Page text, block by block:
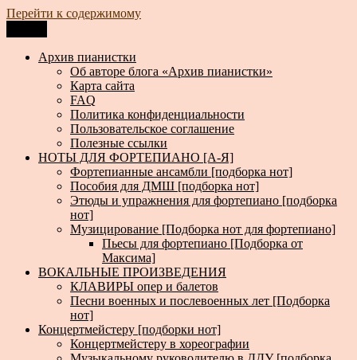
Перейти к содержимому
Архив пианистки
Всё для пианистов: ноты, книги, музыка, статьи…
Архив пианистки
Об авторе блога «Архив пианистки»
Карта сайта
FAQ
Политика конфиденциальности
Пользовательское соглашение
Полезные ссылки
НОТЫ ДЛЯ ФОРТЕПИАНО [А-Я]
Фортепианные ансамбли [подборка нот]
Пособия для ДМШ [подборка нот]
Этюды и упражнения для фортепиано [подборка
нот]
Музицирование [Подборка нот для фортепиано]
Пьесы для фортепиано [Подборка от
Максима]
ВОКАЛЬНЫЕ ПРОИЗВЕДЕНИЯ
КЛАВИРЫ опер и балетов
Песни военных и послевоенных лет [Подборка
нот]
Концертмейстеру [подборки нот]
Концертмейстеру в хореографии